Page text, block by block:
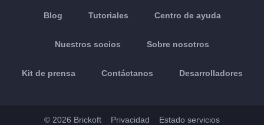
Blog Tutoriales Centro de ayuda
Nuestros socios Sobre nosotros
Kit de prensa Contáctanos Desarrolladores
© 2026 Brickoft Privacidad Estado servicios